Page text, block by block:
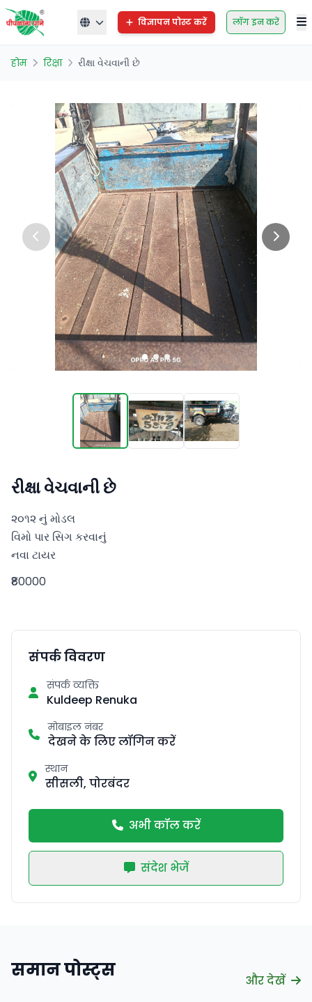
विज्ञापन पोस्ट करें लॉग इन करें
होम रिक्षा રીક્ષા વેચવાની છે
રીક્ષા વેચવાની છે
૨૦૧૨ નું મોડલ
વિમો પાર સિગ‌ કરવાનું
નવા ટાયર
₹80000
संपर्क विवरण
संपर्क व्यक्ति
Kuldeep Renuka
मोबाइल नंबर
देखने के लिए लॉगिन करें
स्थान
सीसली, पोरबंदर
अभी कॉल करें
संदेश भेजें
समान पोस्ट्स और देखें